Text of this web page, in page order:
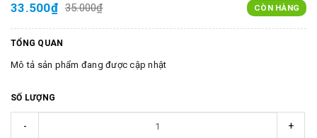
33.500₫ 35.000₫ CÒN HÀNG
TỔNG QUAN
Mô tả sản phẩm đang được cập nhật
SỐ LƯỢNG
- +